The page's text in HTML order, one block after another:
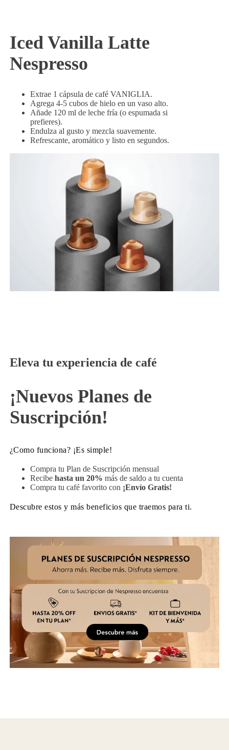
Iced Vanilla Latte
Nespresso
Extrae 1 cápsula de café VANIGLIA.
Agrega 4-5 cubos de hielo en un vaso alto.
Añade 120 ml de leche fría (o espumada si
prefieres).
Endulza al gusto y mezcla suavemente.
Refrescante, aromático y listo en segundos.
Eleva tu experiencia de café
¡Nuevos Planes de
Suscripción!
¿Como funciona? ¡Es simple!
Compra tu Plan de Suscripción mensual
Recibe hasta un 20% más de saldo a tu cuenta
Compra tu café favorito con ¡Envío Gratis!
Descubre estos y más beneficios que traemos para ti.